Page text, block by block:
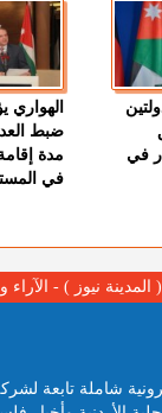
في
الهواري
ضبط
مدة
في
نيوز ) -
شاملة تابعة